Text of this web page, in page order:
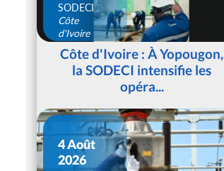
SODECI
Côte
d'Ivoire
Côte d'Ivoire : À Yopougon,
la SODECI intensifie les
opéra...
4 Août
2026